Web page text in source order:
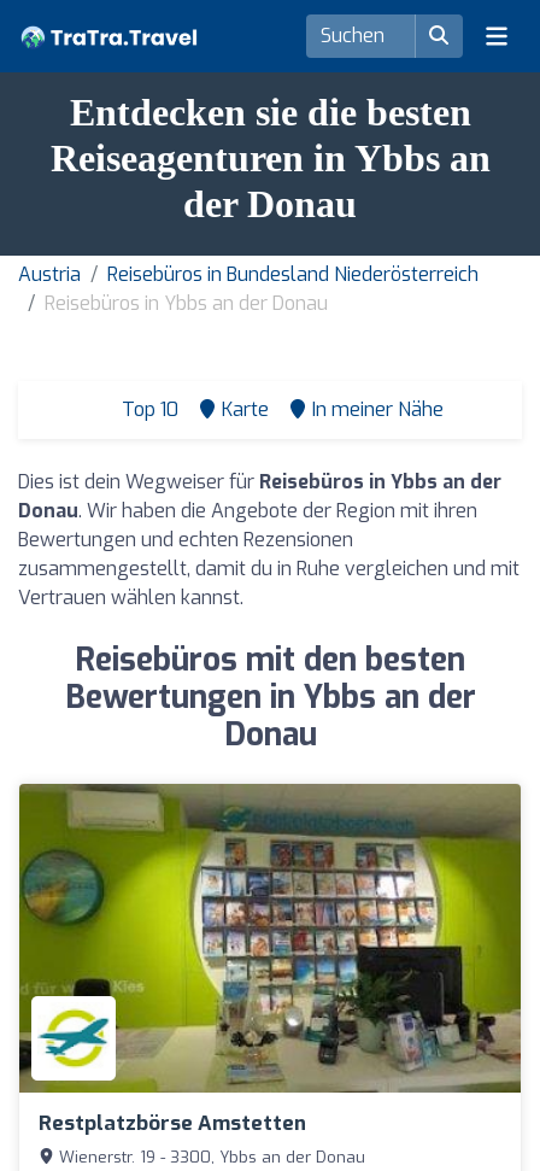
Entdecken sie die besten
Reiseagenturen in Ybbs an
der Donau
Austria
Reisebüros in Bundesland Niederösterreich
Reisebüros in Ybbs an der Donau
Top 10 Karte In meiner Nähe
Dies ist dein Wegweiser für Reisebüros in Ybbs an der
Donau. Wir haben die Angebote der Region mit ihren
Bewertungen und echten Rezensionen
zusammengestellt, damit du in Ruhe vergleichen und mit
Vertrauen wählen kannst.
Reisebüros mit den besten
Bewertungen in Ybbs an der
Donau
Restplatzbörse Amstetten
Wienerstr. 19 - 3300, Ybbs an der Donau